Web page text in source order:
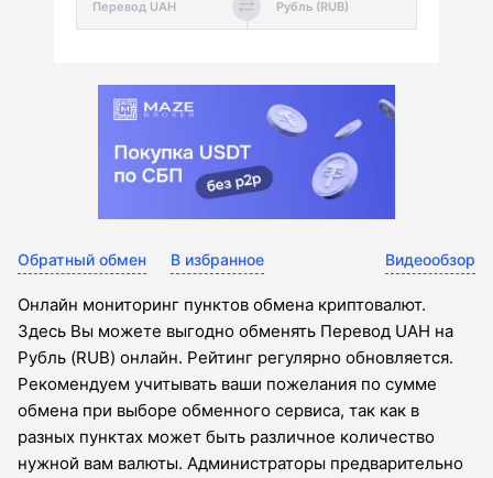
Обратный обмен В избранное Видеообзор
Онлайн мониторинг пунктов обмена криптовалют.
Здесь Вы можете выгодно обменять Перевод UAH на
Рубль (RUB) онлайн. Рейтинг регулярно обновляется.
Рекомендуем учитывать ваши пожелания по сумме
обмена при выборе обменного сервиса, так как в
разных пунктах может быть различное количество
нужной вам валюты. Администраторы предварительно